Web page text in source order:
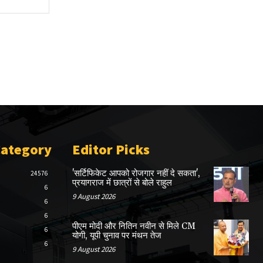
24576
6
6
6
6
6
Editor Picks
'सर्टिफिकेट आपको रोजगार नहीं दे सकता',
प्रयागराज में छात्रों से बोले राहुल
9 August 2026
पीएम मोदी और नितिन नवीन से मिले CM
योगी, यूपी चुनाव पर मंथन तेज
9 August 2026